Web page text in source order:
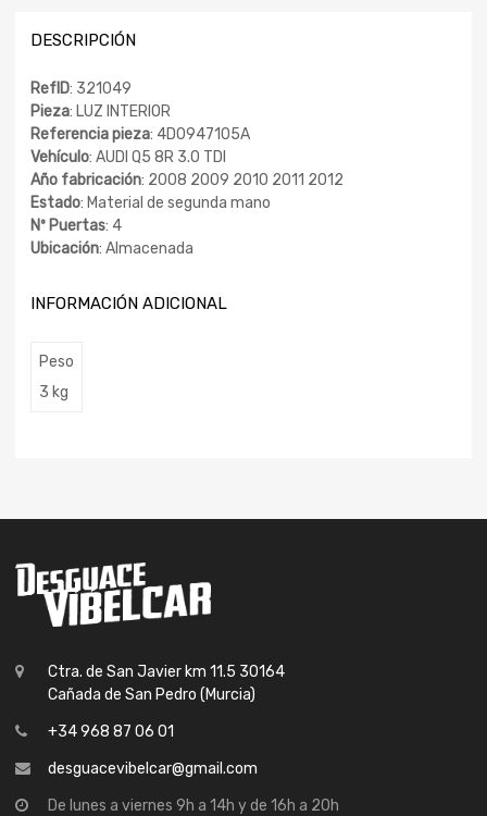
DESCRIPCIÓN
RefID: 321049
Pieza: LUZ INTERIOR
Referencia pieza: 4D0947105A
Vehículo: AUDI Q5 8R 3.0 TDI
Año fabricación: 2008 2009 2010 2011 2012
Estado: Material de segunda mano
Nº Puertas: 4
Ubicación: Almacenada
INFORMACIÓN ADICIONAL
Peso
3 kg
Ctra. de San Javier km 11.5 30164
Cañada de San Pedro (Murcia)
+34 968 87 06 01
desguacevibelcar@gmail.com
De lunes a viernes 9h a 14h y de 16h a 20h